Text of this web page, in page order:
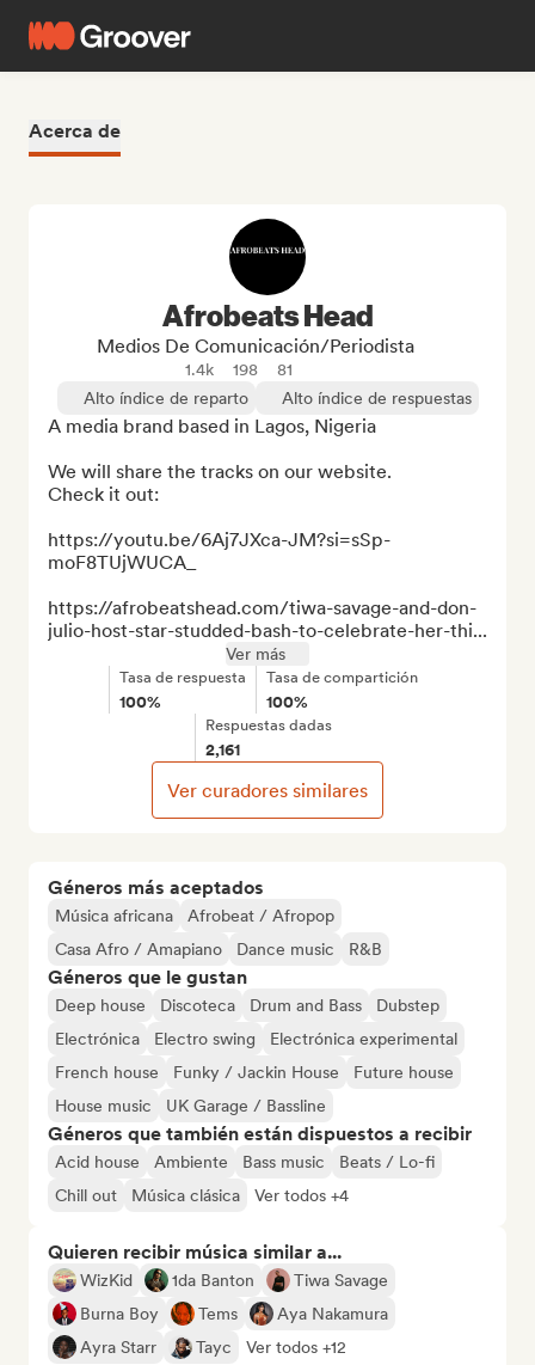
Acerca de
Géneros más aceptados
Música africana
Afrobeat / Afropop
Casa Afro / Amapiano
Dance music R&B
Géneros que le gustan
Deep house Discoteca Drum and Bass
Dubstep
Electrónica
Electro swing
Electrónica experimental
French house
Funky / Jackin House
Future house
House music
UK Garage / Bassline
Géneros que también están dispuestos a recibir
Acid house Ambiente Bass music
Beats / Lo-fi
Chill out
Música clásica Ver todos +4
Quieren recibir música similar a...
WizKid 1da Banton
Tiwa Savage
Burna Boy
Tems
Aya Nakamura
Ayra Starr
Tayc Ver todos +12
Afrobeats Head
Medios De Comunicación/Periodista
1.4k 198
81
Alto índice de reparto
Alto índice de respuestas
A media brand based in Lagos, Nigeria
We will share the tracks on our website.
Check it out:
https://youtu.be/6Aj7JXca-JM?si=sSp-
moF8TUjWUCA_
https://afrobeatshead.com/tiwa-savage-and-don-
julio-host-star-studded-bash-to-celebrate-her-thi...
Ver más
Tasa de respuesta
100%
Tasa de compartición
100%
Respuestas dadas
2,161
Ver curadores similares